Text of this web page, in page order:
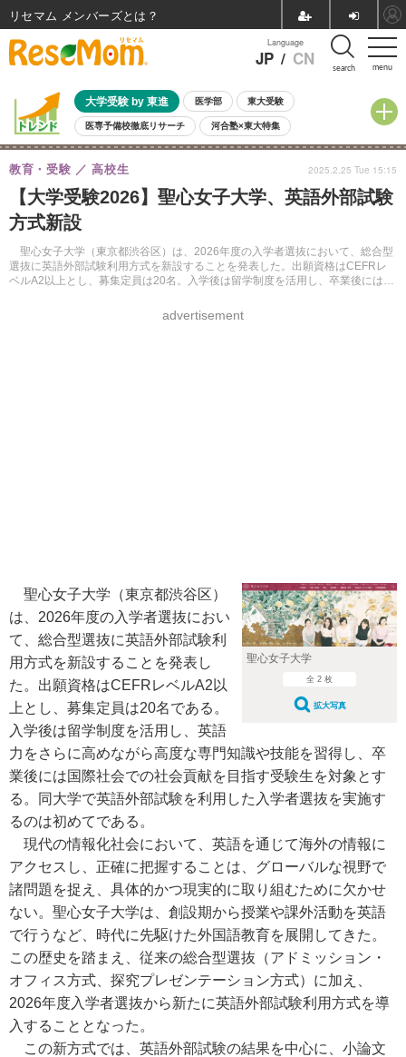
menu
Language
JP / CN search
大学受験 by 東進 医学部 東大受験
医専予備校徹底リサーチ 河合塾×東大特集
親子で考える大学選び 高校受験 中学受験 小学校受験
共通テスト 夏休み
8月開催イベント・WS 全国公立高校 過去問 人気記事
自由研究教材（小学生向け）
【大学受験2026】聖心女子大学、英語外部試験
方式新設
聖心女子大学（東京都渋谷区）は、2026年度の入学者選抜において、総合型
選抜に英語外部試験利用方式を新設することを発表した。出願資格はCEFRレ
ベルA2以上とし、募集定員は20名。入学後は留学制度を活用し、卒業後には国
教育・受験 高校生
advertisement
2025.2.25 Tue 15:15
聖心女子大学
全 2 枚
拡大写真
聖心女子大学（東京都渋谷区）
は、2026年度の入学者選抜におい
て、総合型選抜に英語外部試験利
用方式を新設することを発表し
た。出願資格はCEFRレベルA2以
上とし、募集定員は20名である。
入学後は留学制度を活用し、英語
力をさらに高めながら高度な専門知識や技能を習得し、卒
業後には国際社会での社会貢献を目指す受験生を対象とす
る。同大学で英語外部試験を利用した入学者選抜を実施す
るのは初めてである。
現代の情報化社会において、英語を通じて海外の情報に
アクセスし、正確に把握することは、グローバルな視野で
諸問題を捉え、具体的かつ現実的に取り組むために欠かせ
ない。聖心女子大学は、創設期から授業や課外活動を英語
で行うなど、時代に先駆けた外国語教育を展開してきた。
この歴史を踏まえ、従来の総合型選抜（アドミッション・
オフィス方式、探究プレゼンテーション方式）に加え、
2026年度入学者選抜から新たに英語外部試験利用方式を導
入することとなった。
この新方式では、英語外部試験の結果を中心に、小論文
リセマム メンバーズ